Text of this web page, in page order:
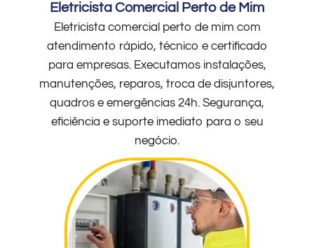
Eletricista Comercial Perto de Mim
Eletricista comercial perto de mim com
atendimento rápido, técnico e certificado
para empresas. Executamos instalações,
manutenções, reparos, troca de disjuntores,
quadros e emergências 24h. Segurança,
eficiência e suporte imediato para o seu
negócio.